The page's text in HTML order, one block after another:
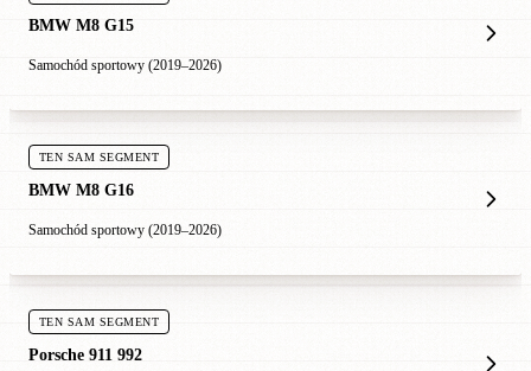
BMW M8 G15
Samochód sportowy (2019–2026)
TEN SAM SEGMENT
BMW M8 G16
Samochód sportowy (2019–2026)
TEN SAM SEGMENT
Porsche 911 992